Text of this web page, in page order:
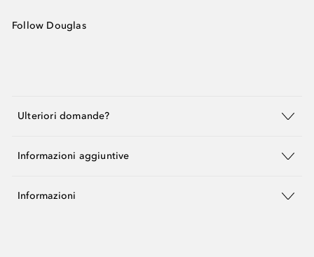
Follow Douglas
Ulteriori domande?
Informazioni aggiuntive
Informazioni